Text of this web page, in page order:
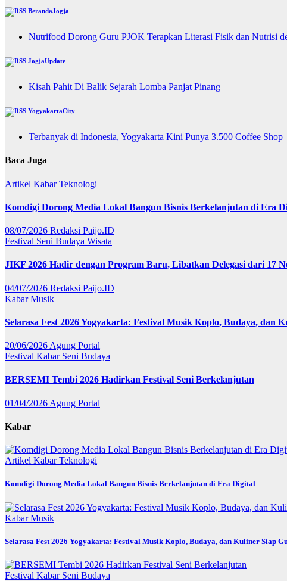
BerandaJogja
Nutrifood Dorong Guru PJOK Terapkan Literasi Fisik dan Nutrisi
JogjaUpdate
Kisah Pahit Di Balik Sejarah Lomba Panjat Pinang
YogyakartaCity
Terbanyak di Indonesia, Yogyakarta Kini Punya 3.500 Coffee Shop
Baca Juga
Artikel KabarTeknologi
Komdigi Dorong Media Lokal Bangun Bisnis Berkelanjutan di Era
08/07/2026 Redaksi Paijo.ID
Festival Seni Budaya Wisata
JIKF 2026 Hadir dengan Program Baru, Libatkan Delegasi dari 17
04/07/2026 Redaksi Paijo.ID
KabarMusik
Selarasa Fest 2026 Yogyakarta: Festival Musik Koplo, Budaya, dan
20/06/2026 Agung Portal
Festival Kabar Seni Budaya
BERSEMI Tembi 2026 Hadirkan Festival Seni Berkelanjutan
01/04/2026 Agung Portal
Kabar
Artikel KabarTeknologi
Komdigi Dorong Media Lokal Bangun Bisnis Berkelanjutan di Era Digital
KabarMusik
Selarasa Fest 2026 Yogyakarta: Festival Musik Koplo, Budaya, dan Kuliner Siap
Festival Kabar Seni Budaya